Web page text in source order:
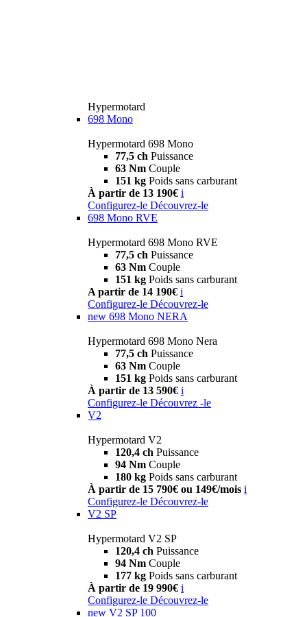
Hypermotard
698 Mono
Hypermotard 698 Mono
77,5 ch Puissance
63 Nm Couple
151 kg Poids sans carburant
À partir de 13 190€ i
Configurez-le Découvrez-le
698 Mono RVE
Hypermotard 698 Mono RVE
77,5 ch Puissance
63 Nm Couple
151 kg Poids sans carburant
A partir de 14 190€ i
Configurez-le Découvrez-le
new 698 Mono NERA
Hypermotard 698 Mono Nera
77,5 ch Puissance
63 Nm Couple
151 kg Poids sans carburant
À partir de 13 590€ i
Configurez-le Découvrez -le
V2
Hypermotard V2
120,4 ch Puissance
94 Nm Couple
180 kg Poids sans carburant
À partir de 15 790€ ou 149€/mois i
Configurez-le Découvrez-le
V2 SP
Hypermotard V2 SP
120,4 ch Puissance
94 Nm Couple
177 kg Poids sans carburant
À partir de 19 990€ i
Configurez-le Découvrez-le
new V2 SP 100